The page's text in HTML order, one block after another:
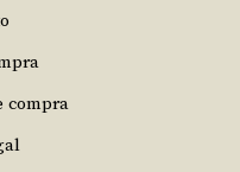
compra